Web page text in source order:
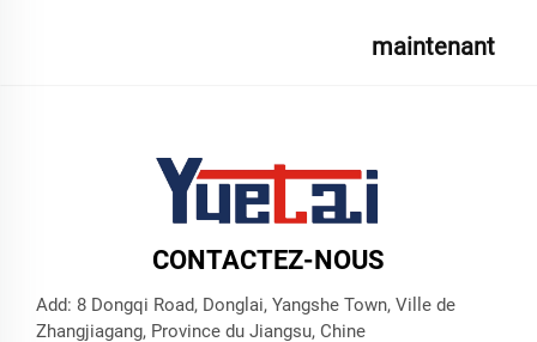
maintenant
CONTACTEZ-NOUS
Add: 8 Dongqi Road, Donglai, Yangshe Town, Ville de
Zhangjiagang, Province du Jiangsu, Chine